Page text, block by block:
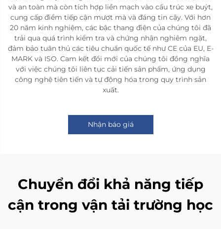
và an toàn mà còn tích hợp liền mạch vào cấu trúc xe buýt,
cung cấp điểm tiếp cận mượt mà và đáng tin cậy. Với hơn
20 năm kinh nghiệm, các bậc thang điện của chúng tôi đã
trải qua quá trình kiểm tra và chứng nhận nghiêm ngặt,
đảm bảo tuân thủ các tiêu chuẩn quốc tế như CE của EU, E-
MARK và ISO. Cam kết đổi mới của chúng tôi đồng nghĩa
với việc chúng tôi liên tục cải tiến sản phẩm, ứng dụng
công nghệ tiên tiến và tự động hóa trong quy trình sản
xuất.
Nhận báo giá
Chuyển đổi khả năng tiếp
cận trong vận tải trường học